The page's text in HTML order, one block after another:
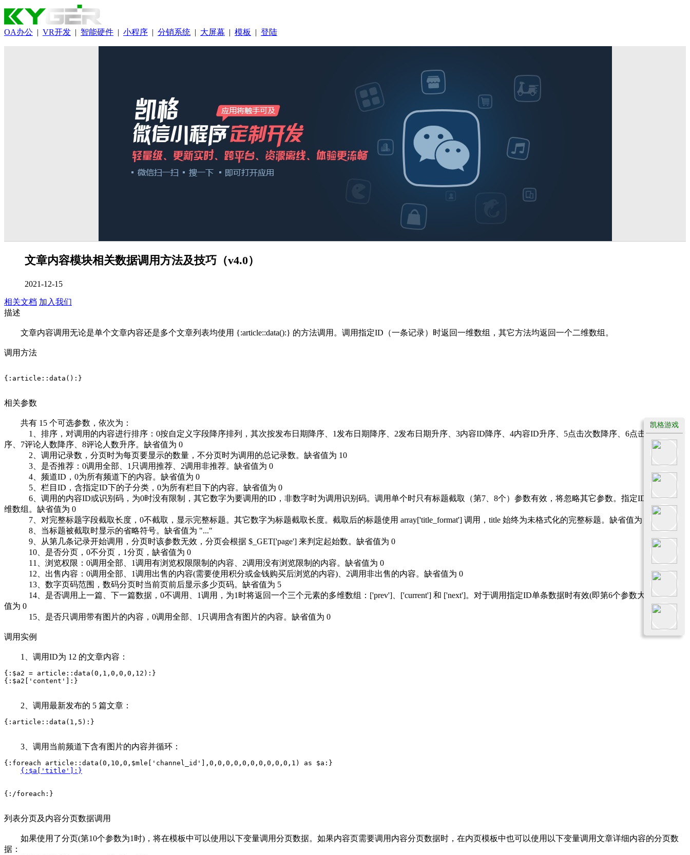
OA办公 | VR开发 | 智能硬件 | 小程序 | 分销系统 | 大屏幕 | 模板 | 登陆
文章内容模块相关数据调用方法及技巧（v4.0）
2021-12-15
相关文档 加入我们
描述
文章内容调用无论是单个文章内容还是多个文章列表均使用 {:article::data():} 的方法调用。调用指定ID（一条记录）时返回一维数组，其它方法均返回一个二维数组。
调用方法
{:article::data():}
相关参数
共有 15 个可选参数，依次为：
1、排序，对调用的内容进行排序：0按自定义字段降序排列，其次按发布日期降序、1发布日期降序、2发布日期升序、3内容ID降序、4内容ID升序、5点击次数降序、6点击次数升
序、7评论人数降序、8评论人数升序。缺省值为 0
2、调用记录数，分页时为每页要显示的数量，不分页时为调用的总记录数。缺省值为 10
3、是否推荐：0调用全部、1只调用推荐、2调用非推荐。缺省值为 0
4、频道ID，0为所有频道下的内容。缺省值为 0
5、栏目ID，含指定ID下的子分类，0为所有栏目下的内容。缺省值为 0
6、调用的内容ID或识别码，为0时没有限制，其它数字为要调用的ID，非数字时为调用识别码。调用单个时只有标题截取（第7、8个）参数有效，将忽略其它参数。指定ID时返回一
维数组。缺省值为 0
7、对完整标题字段截取长度，0不截取，显示完整标题。其它数字为标题截取长度。截取后的标题使用 array['title_format'] 调用，title 始终为未格式化的完整标题。缺省值为 0
8、当标题被截取时显示的省略符号。缺省值为 "..."
9、从第几条记录开始调用，分页时该参数无效，分页会根据 $_GET['page'] 来判定起始数。缺省值为 0
10、是否分页，0不分页，1分页，缺省值为 0
11、浏览权限：0调用全部、1调用有浏览权限限制的内容、2调用没有浏览限制的内容。缺省值为 0
12、出售内容：0调用全部、1调用出售的内容(需要使用积分或金钱购买后浏览的内容)、2调用非出售的内容。缺省值为 0
13、数字页码范围，数码分页时当前页前后显示多少页码。缺省值为 5
14、是否调用上一篇、下一篇数据，0不调用、1调用，为1时将返回一个三个元素的多维数组：['prev']、['current'] 和 ['next']。对于调用指定ID单条数据时有效(即第6个参数大于0)。缺省
值为 0
15、是否只调用带有图片的内容，0调用全部、1只调用含有图片的内容。缺省值为 0
调用实例
1、调用ID为 12 的文章内容：
{:$a2 = article::data(0,1,0,0,0,12):}
{:$a2['content']:}
2、调用最新发布的 5 篇文章：
{:article::data(1,5):}
3、调用当前频道下含有图片的内容并循环：
{:foreach article::data(0,10,0,$mle['channel_id'],0,0,0,0,0,0,0,0,0,0,1) as $a:}
{:$a['title']:}
{:/foreach:}
列表分页及内容分页数据调用
如果使用了分页(第10个参数为1时)，将在模板中可以使用以下变量调用分页数据。如果内容页需要调用内容分页数据时，在内页模板中也可以使用以下变量调用文章详细内容的分页数
据：
凯格游戏